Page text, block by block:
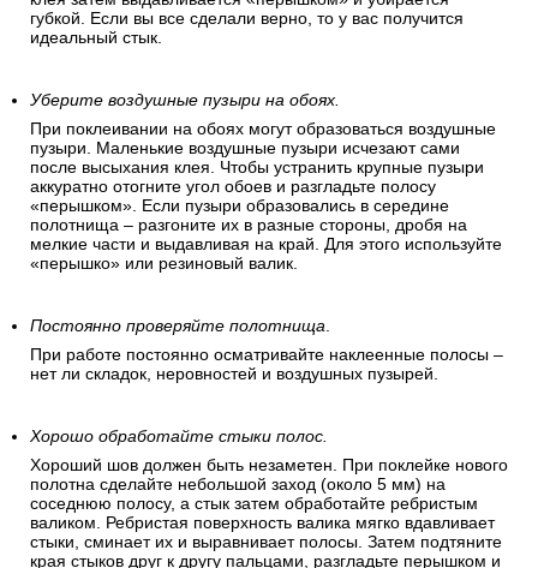
Хорошо промажьте стыки.
Обойные стыки должны быть хорошо промазаны. Излишек
идеальный стык.
Уберите воздушные пузыри на обоях.
При поклеивании на обоях могут образоваться воздушные
пузыри. Маленькие воздушные пузыри исчезают сами
после высыхания клея. Чтобы устранить крупные пузыри
аккуратно отогните угол обоев и разгладьте полосу
«перышком». Если пузыри образовались в середине
«перышко» или резиновый валик.
нет ли складок, неровностей и воздушных пузырей.
Хорошо обработайте стыки полос.
Хороший шов должен быть незаметен. При поклейке нового
полотна сделайте небольшой заход (около 5 мм) на